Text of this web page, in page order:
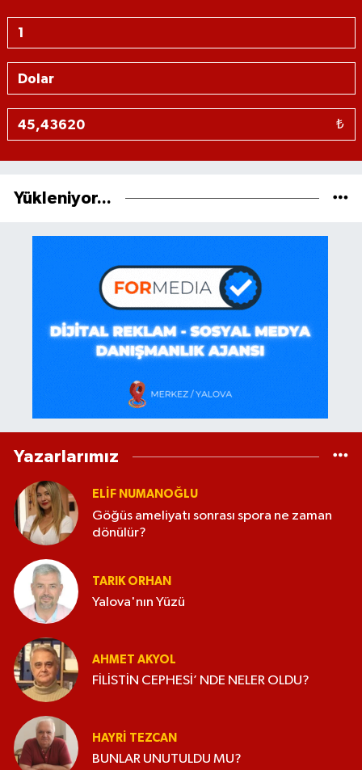
₺
Yükleniyor...
Yazarlarımız
ELİF NUMANOĞLU
Göğüs ameliyatı sonrası spora ne zaman
dönülür?
TARIK ORHAN
Yalova'nın Yüzü
AHMET AKYOL
FİLİSTİN CEPHESİ’ NDE NELER OLDU?
HAYRI TEZCAN
BUNLAR UNUTULDU MU?